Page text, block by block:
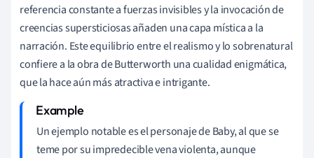
referencia constante a fuerzas invisibles y la invocación de
creencias supersticiosas añaden una capa mística a la
narración. Este equilibrio entre el realismo y lo sobrenatural
confiere a la obra de Butterworth una cualidad enigmática,
que la hace aún más atractiva e intrigante.
Un ejemplo notable es el personaje de Baby, al que se
teme por su impredecible vena violenta, aunque